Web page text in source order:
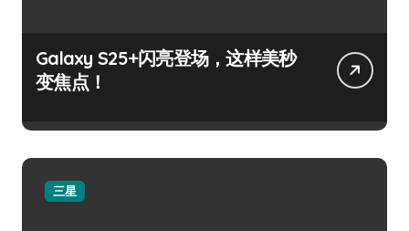
Galaxy S25+闪亮登场，这样美秒
变焦点！
三星